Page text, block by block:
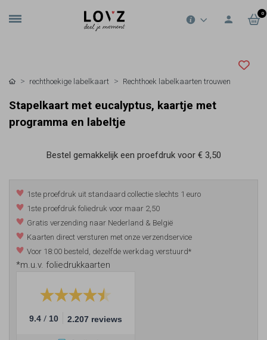
0
rechthoekige labelkaart Rechthoek labelkaarten trouwen
Stapelkaart met eucalyptus, kaartje met
programma en labeltje
Bestel gemakkelijk een proefdruk voor € 3,50
1ste proefdruk uit standaard collectie slechts 1 euro
1ste proefdruk foliedruk voor maar 2,50
Gratis verzending naar Nederland & België
Kaarten direct versturen met onze verzendservice
Voor 18:00 besteld, dezelfde werkdag verstuurd*
*m.u.v. foliedrukkaarten
9.4 / 10 2.207 reviews